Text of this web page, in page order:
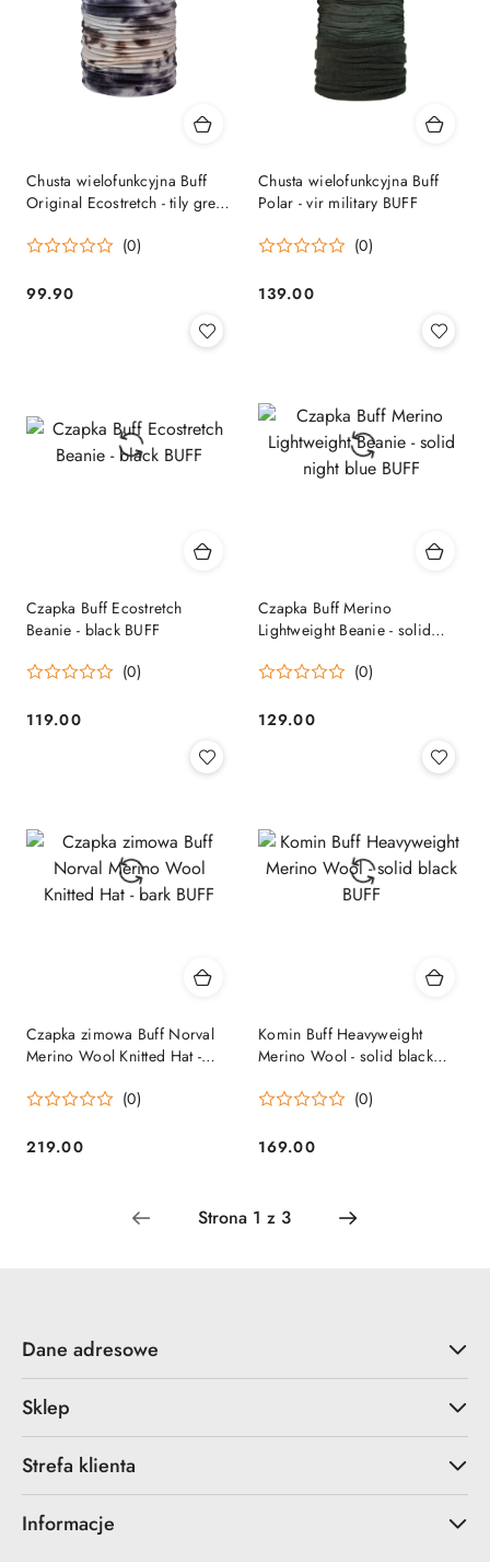
Chusta wielofunkcyjna Buff
Original Ecostretch - tily grey
(0)
Cena:
99.90
Chusta wielofunkcyjna Buff
Polar - vir military BUFF
(0)
Cena:
139.00
Czapka Buff Ecostretch
Beanie - black BUFF
(0)
Cena:
119.00
Czapka Buff Merino
Lightweight Beanie - solid
(0)
Cena:
129.00
Czapka zimowa Buff Norval
Merino Wool Knitted Hat -
(0)
Cena:
219.00
Komin Buff Heavyweight
Merino Wool - solid black
(0)
Cena:
169.00
Dane adresowe
Sklep
Strefa klienta
Informacje